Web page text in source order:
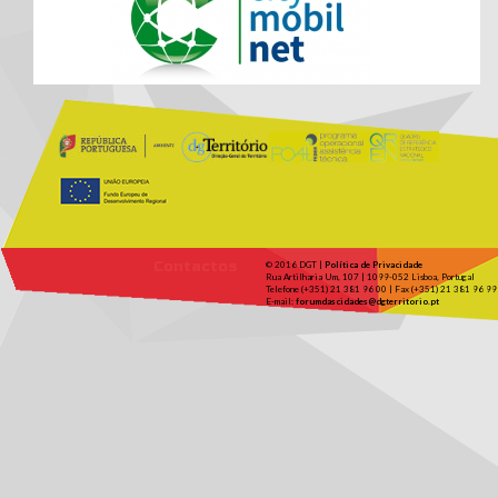
© 2016 DGT | Política de Privacidade
Rua Artilharia Um, 107 | 1099-052 Lisboa, Portugal
Telefone (+351) 21 381 96 00 | Fax (+351) 21 381 96 99
E-mail: forumdascidades@dgterritorio.pt